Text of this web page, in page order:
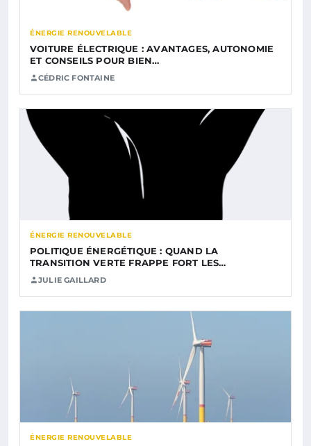
ÉNERGIE RENOUVELABLE
VOITURE ÉLECTRIQUE : AVANTAGES, AUTONOMIE
ET CONSEILS POUR BIEN…
CÉDRIC FONTAINE
ÉNERGIE RENOUVELABLE
POLITIQUE ÉNERGÉTIQUE : QUAND LA
TRANSITION VERTE FRAPPE FORT LES…
JULIE GAILLARD
ÉNERGIE RENOUVELABLE